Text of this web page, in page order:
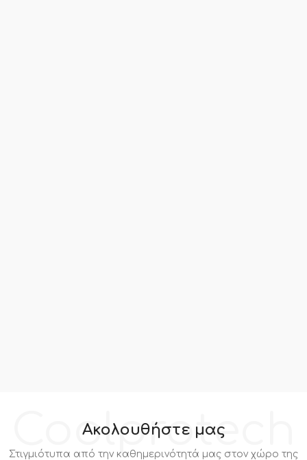
Coolprotech
Ακολουθήστε μας
Στιγμιότυπα από την καθημερινότητά μας στον χώρο της